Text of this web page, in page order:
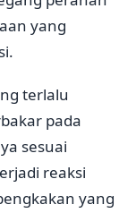
yang
terlalu
pada
sesuai
reaksi
yang